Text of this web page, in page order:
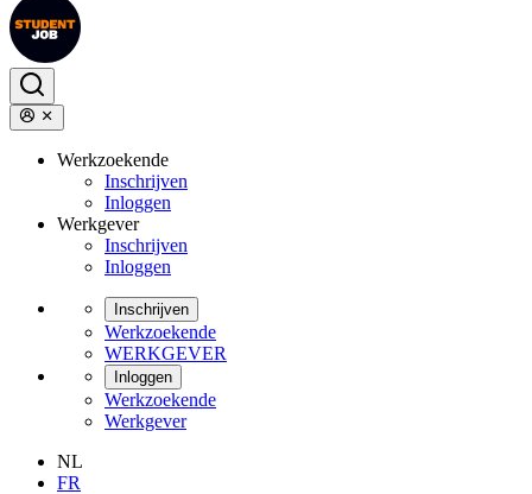
Werkzoekende
Inschrijven
Inloggen
Werkgever
Inschrijven
Inloggen
Inschrijven
Werkzoekende
WERKGEVER
Inloggen
Werkzoekende
Werkgever
NL
FR